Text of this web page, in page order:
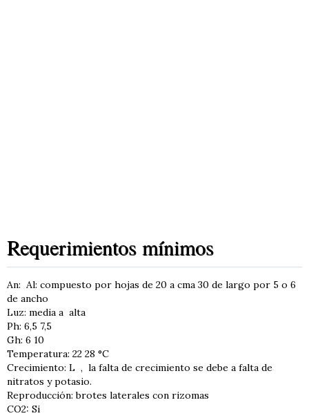
Requerimientos mínimos
An: Al: compuesto por hojas de 20 a cma 30 de largo por 5 o 6
de ancho
Luz: media a alta
Ph: 6,5 7,5
Gh: 6 10
Temperatura: 22 28 °C
Crecimiento: L , la falta de crecimiento se debe a falta de
nitratos y potasio.
Reproducción: brotes laterales con rizomas
CO2: Si